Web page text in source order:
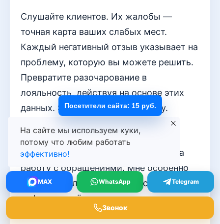
Слушайте клиентов. Их жалобы —
точная карта ваших слабых мест.
Каждый негативный отзыв указывает на
проблему, которую вы можете решить.
Превратите разочарование в
лояльность, действуя на основе этих
данных. Это прямой путь к росту.
Stellar_Joy
Очень живой и практичный взгляд на
работу с обращениями. Мне особенно
близка мысль о том, что за сухими
цифрами отчётов скрываются реальные
эмоции клиентов — их раздражение,
На сайте мы используем куки,
потому что любим работать
эффективно!
MAX WhatsApp Telegram
Звонок
Посетители сайта: 15 руб.